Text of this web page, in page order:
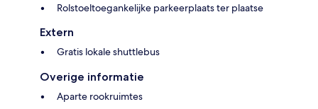
Rolstoeltoegankelijke parkeerplaats ter plaatse
Extern
Gratis lokale shuttlebus
Overige informatie
Aparte rookruimtes